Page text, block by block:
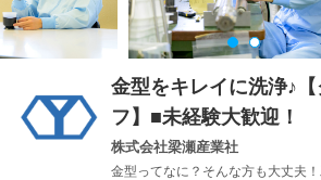
金型をキレイに洗浄♪
フ】■未経験大歓迎！
株式会社梁瀬産業社
金型ってなに？そんな方も大丈夫